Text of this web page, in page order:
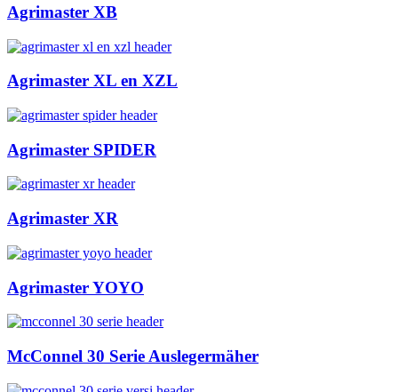
Agrimaster XB
Agrimaster XL en XZL
Agrimaster SPIDER
Agrimaster XR
Agrimaster YOYO
McConnel 30 Serie Auslegermäher